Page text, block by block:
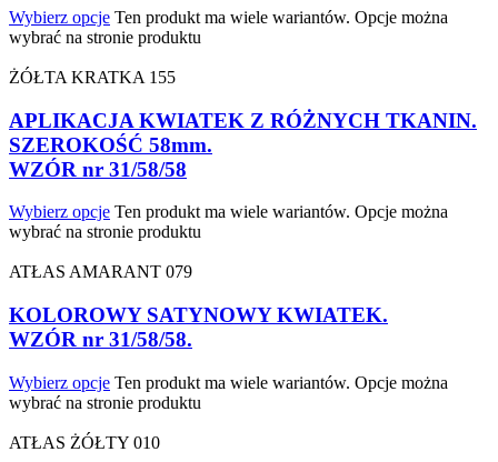
Wybierz opcje Ten produkt ma wiele wariantów. Opcje można
wybrać na stronie produktu
ŻÓŁTA KRATKA 155
APLIKACJA KWIATEK Z RÓŻNYCH TKANIN.
SZEROKOŚĆ 58mm.
WZÓR nr 31/58/58
Wybierz opcje Ten produkt ma wiele wariantów. Opcje można
wybrać na stronie produktu
ATŁAS AMARANT 079
KOLOROWY SATYNOWY KWIATEK.
WZÓR nr 31/58/58.
Wybierz opcje Ten produkt ma wiele wariantów. Opcje można
wybrać na stronie produktu
ATŁAS ŻÓŁTY 010